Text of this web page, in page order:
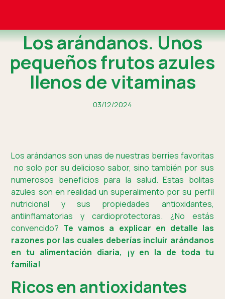
Los arándanos. Unos
pequeños frutos azules
llenos de vitaminas
03/12/2024
Los arándanos son unas de nuestras berries favoritas
no solo por su delicioso sabor, sino también por sus
numerosos beneficios para la salud. Estas bolitas
azules son en realidad un superalimento por su perfil
nutricional y sus propiedades antioxidantes,
antiinflamatorias y cardioprotectoras. ¿No estás
convencido? Te vamos a explicar en detalle las
razones por las cuales deberías incluir arándanos
en tu alimentación diaria, ¡y en la de toda tu
familia!
Ricos en antioxidantes